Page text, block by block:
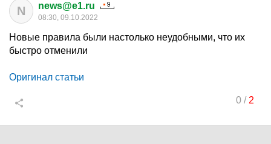
N news@e1.ru
08:30, 09.10.2022
Новые правила были настолько неудобными, что их
быстро отменили
Оригинал статьи
0/ 2